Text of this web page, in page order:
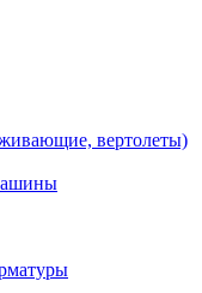
вертолеты)